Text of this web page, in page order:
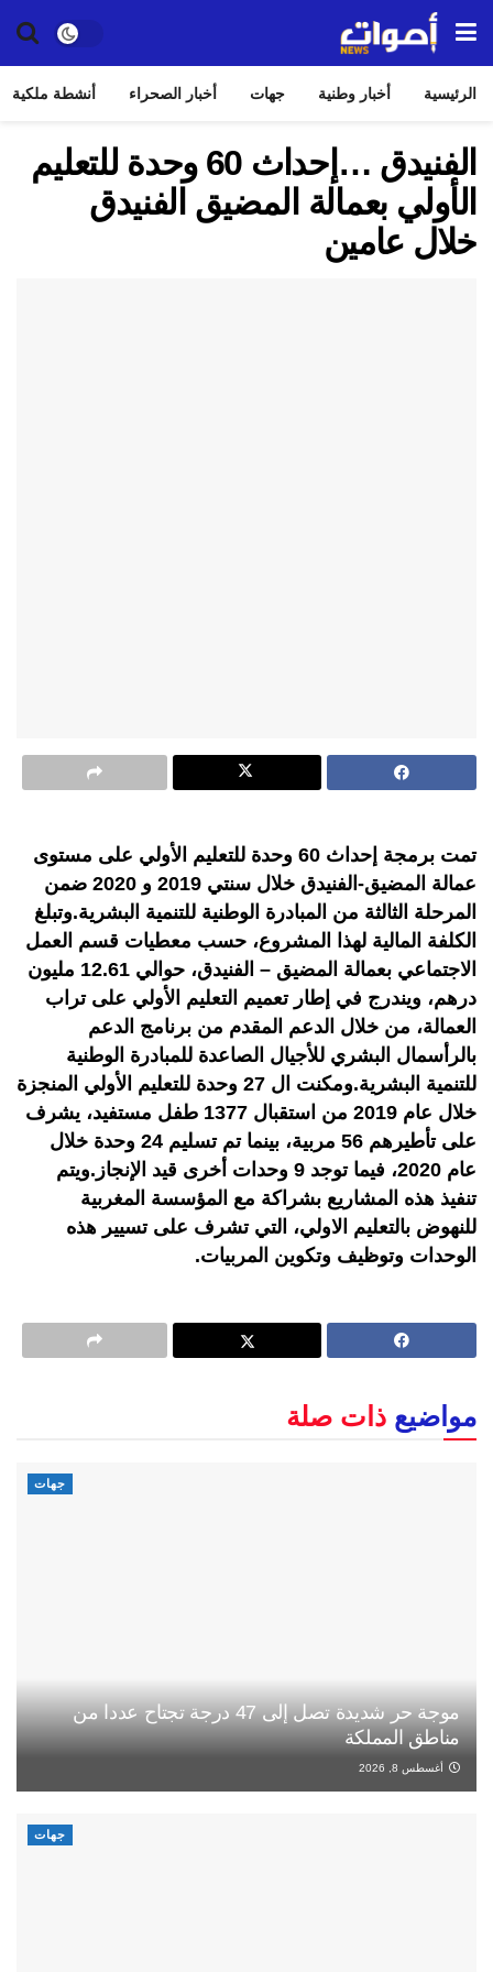
الرئيسية أخبار وطنية جهات أخبار الصحراء أنشطة ملكية
الفنيدق …إحداث 60 وحدة للتعليم
الأولي بعمالة المضيق الفنيدق
خلال عامين
تمت برمجة إحداث 60 وحدة للتعليم الأولي على مستوى
عمالة المضيق-الفنيدق خلال سنتي 2019 و 2020 ضمن
المرحلة الثالثة من المبادرة الوطنية للتنمية البشرية.وتبلغ
الكلفة المالية لهذا المشروع، حسب معطيات قسم العمل
الاجتماعي بعمالة المضيق – الفنيدق، حوالي 12.61 مليون
درهم، ويندرج في إطار تعميم التعليم الأولي على تراب
العمالة، من خلال الدعم المقدم من برنامج الدعم
بالرأسمال البشري للأجيال الصاعدة للمبادرة الوطنية
للتنمية البشرية.ومكنت ال 27 وحدة للتعليم الأولي المنجزة
خلال عام 2019 من استقبال 1377 طفل مستفيد، يشرف
على تأطيرهم 56 مربية، بينما تم تسليم 24 وحدة خلال
عام 2020، فيما توجد 9 وحدات أخرى قيد الإنجاز.ويتم
تنفيذ هذه المشاريع بشراكة مع المؤسسة المغربية
للنهوض بالتعليم الاولي، التي تشرف على تسيير هذه
الوحدات وتوظيف وتكوين المربيات.
مواضيع ذات صلة
جهات
موجة حر شديدة تصل إلى 47 درجة تجتاح عددا من
مناطق المملكة
أغسطس 8, 2026
جهات